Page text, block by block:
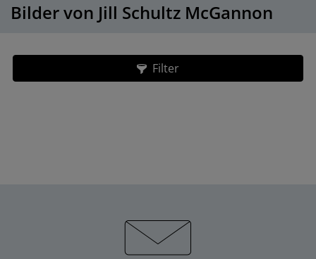
Bilder von Jill Schultz McGannon
Filter